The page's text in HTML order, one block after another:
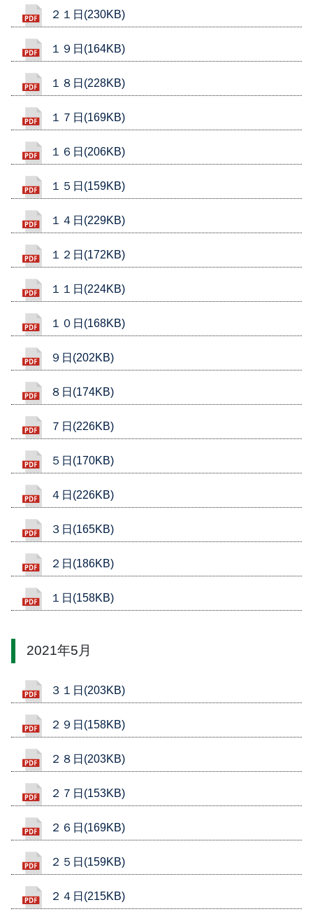
２１日(230KB)
１９日(164KB)
１８日(228KB)
１７日(169KB)
１６日(206KB)
１５日(159KB)
１４日(229KB)
１２日(172KB)
１１日(224KB)
１０日(168KB)
９日(202KB)
８日(174KB)
７日(226KB)
５日(170KB)
４日(226KB)
３日(165KB)
２日(186KB)
１日(158KB)
2021年5月
３１日(203KB)
２９日(158KB)
２８日(203KB)
２７日(153KB)
２６日(169KB)
２５日(159KB)
２４日(215KB)